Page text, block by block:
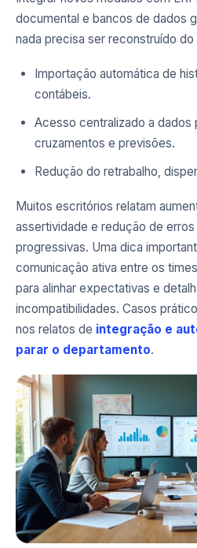
documental e bancos de dados
nada precisa ser reconstruído
Importação automática de
contábeis.
Acesso centralizado a dados
cruzamentos e previsões.
Redução do retrabalho,
Muitos escritórios relatam
assertividade e redução de
progressivas. Uma dica
comunicação ativa entre os
para alinhar expectativas e
incompatibilidades. Casos
nos relatos de integração e
parar o departamento.